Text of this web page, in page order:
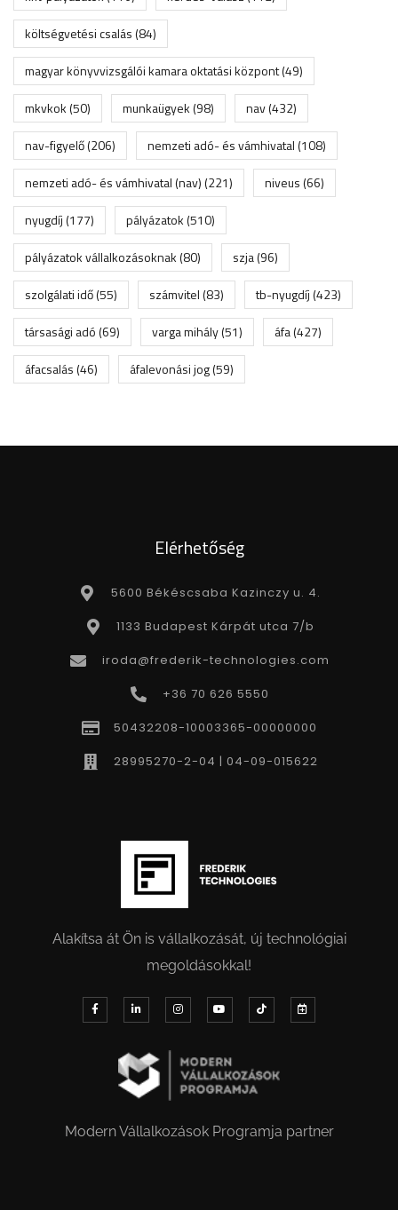
költségvetési csalás(84)
magyar könyvvizsgálói kamara oktatási központ(49)
mkvkok(50) munkaügyek(98) nav(432)
nav-figyelő(206) nemzeti adó- és vámhivatal(108)
nemzeti adó- és vámhivatal (nav)(221) niveus(66)
nyugdíj(177) pályázatok(510)
pályázatok vállalkozásoknak(80) szja(96)
szolgálati idő(55) számvitel(83) tb-nyugdíj(423)
társasági adó(69) varga mihály(51) áfa(427)
áfacsalás(46) áfalevonási jog(59)
Elérhetőség
5600 Békéscsaba Kazinczy u. 4.
1133 Budapest Kárpát utca 7/b
iroda@frederik-technologies.com
+36 70 626 5550
50432208-10003365-00000000
28995270-2-04 | 04-09-015622
Alakítsa át Ön is vállalkozását, új technológiai
megoldásokkal!
Modern Vállalkozások Programja partner